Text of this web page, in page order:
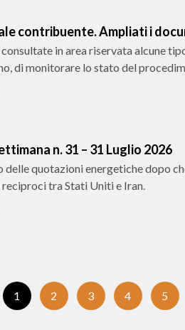
contribuente. Ampliati i
in area riservata alcune
di monitorare lo stato del
n. 31 – 31 Luglio 2026
delle quotazioni energetiche dopo
tra Stati Uniti e Iran.
1
(Pagina
corrente)
2 3 4 5